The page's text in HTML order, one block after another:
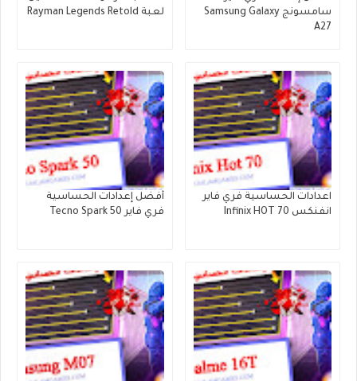
سامسونج Samsung Galaxy
A27
لعبة Rayman Legends Retold
اعدادات الحساسية فري فاير
انفنكس Infinix HOT 70
أفضل إعدادات الحساسية
فري فاير Tecno Spark 50